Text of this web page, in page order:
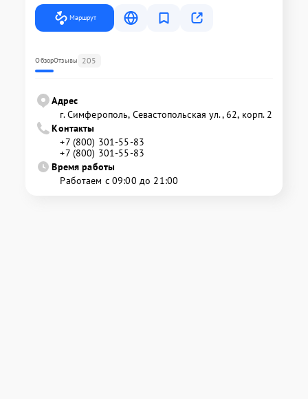
Маршрут
ОбзорОтзывы 205
Адрес
г. Симферополь, Севастопольская ул., 62, корп. 2
Контакты
+7 (800) 301-55-83
+7 (800) 301-55-83
Время работы
Работаем с 09:00 до 21:00